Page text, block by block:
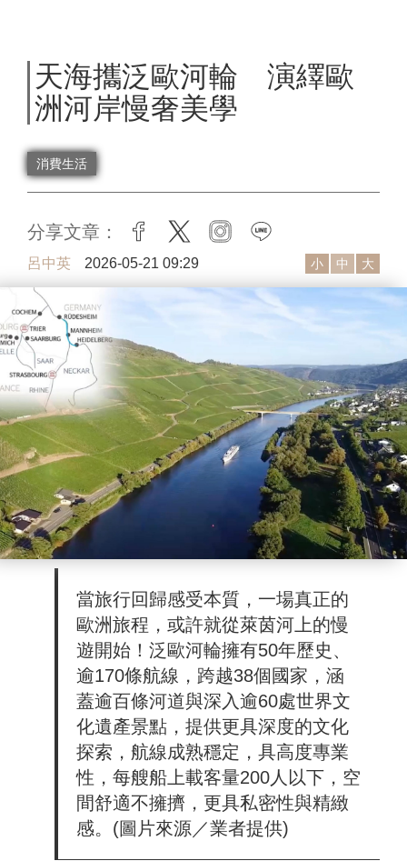
天海攜泛歐河輪 演繹歐
洲河岸慢奢美學
消費生活
分享文章： facebook
twitter instagram
呂中英 2026-05-21 09:29 小 中 大
當旅行回歸感受本質，一場真正的
歐洲旅程，或許就從萊茵河上的慢
遊開始！泛歐河輪擁有50年歷史、
逾170條航線，跨越38個國家，涵
蓋逾百條河道與深入逾60處世界文
化遺產景點，提供更具深度的文化
探索，航線成熟穩定，具高度專業
性，每艘船上載客量200人以下，空
間舒適不擁擠，更具私密性與精緻
感。(圖片來源／業者提供)